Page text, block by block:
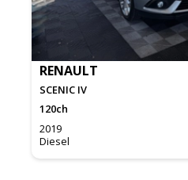
RENAULT
SCENIC IV
120ch
2019
Diesel